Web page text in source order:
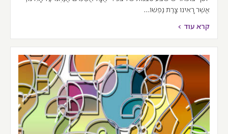
אֲשֶׁר רָאִינוּ צָרַת נַפְשׁוֹ…
קרא עוד >